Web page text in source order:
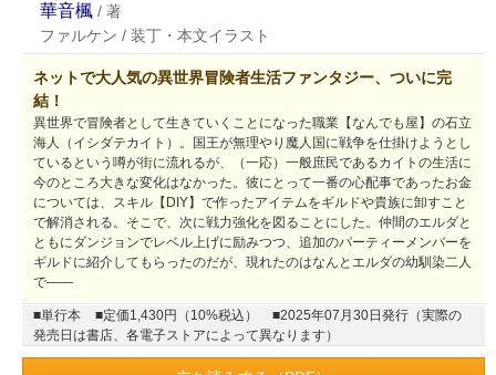
華音楓 / 著
ファルケン / 装丁・本文イラスト
ネットで大人気の異世界冒険者生活ファンタジー、ついに完
結！
異世界で冒険者として生きていくことになった職業【なんでも屋】の石立
海人（イシダテカイト）。国王が無理やり魔人国に戦争を仕掛けようとし
ているという噂が街に流れるが、（一応）一般庶民であるカイトの生活に
今のところ大きな変化はなかった。彼にとって一番の心配事であったお金
については、スキル【DIY】で作ったアイテムをギルドや貴族に卸すこと
で解消される。そこで、次に戦力強化を図ることにした。仲間のエルダと
ともにダンジョンでレベル上げに励みつつ、追加のパーティーメンバーを
ギルドに紹介してもらったのだが、現れたのはなんとエルダの幼馴染二人
で――
■単行本 ■定価1,430円（10%税込）
■2025年07月30日発行（実際の
発売日は書店、各電子ストアによって異なります）